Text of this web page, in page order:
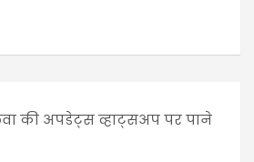
की अपडेट्स व्हाट्सअप पर पाने